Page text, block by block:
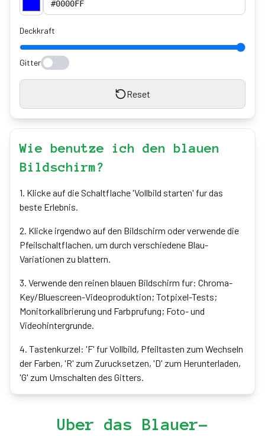
Deckkraft
Gitter
Reset
Wie benutze ich den blauen
Bildschirm?
1. Klicke auf die Schaltflache 'Vollbild starten' fur das
beste Erlebnis.
2. Klicke irgendwo auf den Bildschirm oder verwende die
Pfeilschaltflachen, um durch verschiedene Blau-
Variationen zu blattern.
3. Verwende den reinen blauen Bildschirm fur: Chroma-
Key/Bluescreen-Videoproduktion; Totpixel-Tests;
Monitorkalibrierung und Farbprufung; Foto- und
Videohintergrunde.
4. Tastenkurzel: 'F' fur Vollbild, Pfeiltasten zum Wechseln
der Farben, 'R' zum Zurucksetzen, 'D' zum Herunterladen,
'G' zum Umschalten des Gitters.
Uber das Blauer-